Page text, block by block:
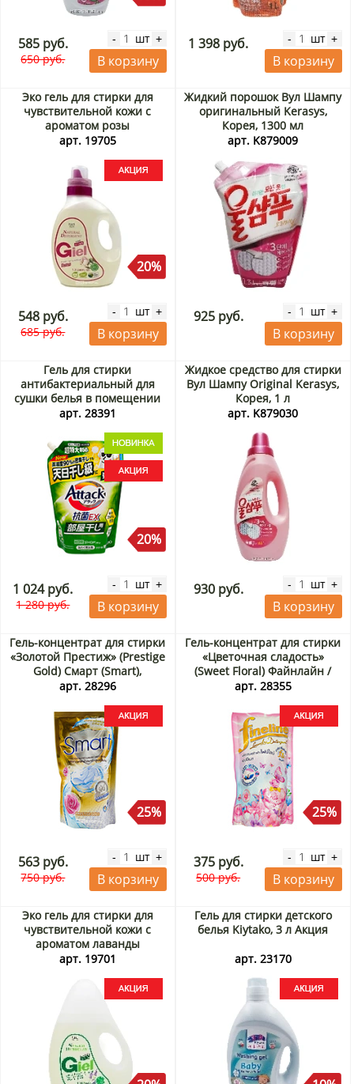
585 руб.
650 руб.
- шт +
В корзину
1 398 руб. - шт +
В корзину
Эко гель для стирки для
чувствительной кожи с
ароматом розы
концентрированный Giel,
арт. 19705
20%
548 руб.
685 руб.
- шт +
В корзину
Жидкий порошок Вул Шампу
оригинальный Kerasys,
Корея, 1300 мл
арт. K879009
925 руб. - шт +
В корзину
Гель для стирки
антибактериальный для
сушки белья в помещении
Экстра-Атака (Attack EX)
арт. 28391
20%
1 024 руб.
1 280 руб.
- шт +
В корзину
Жидкое средство для стирки
Вул Шампу Original Kerasys,
Корея, 1 л
арт. K879030
930 руб. - шт +
В корзину
Гель-концентрат для стирки
«Золотой Престиж» (Prestige
Gold) Смарт (Smart),
Таиланд, 550 мл Акция
арт. 28296
25%
563 руб.
750 руб.
- шт +
В корзину
Гель-концентрат для стирки
«Цветочная сладость»
(Sweet Floral) Файнлайн /
Fineline, Таиланд, 400 мл
арт. 28355
25%
375 руб.
500 руб.
- шт +
В корзину
Эко гель для стирки для
чувствительной кожи с
ароматом лаванды
суперконцентрат Giel,
арт. 19701
Гель для стирки детского
белья Kiytako, 3 л Акция
арт. 23170